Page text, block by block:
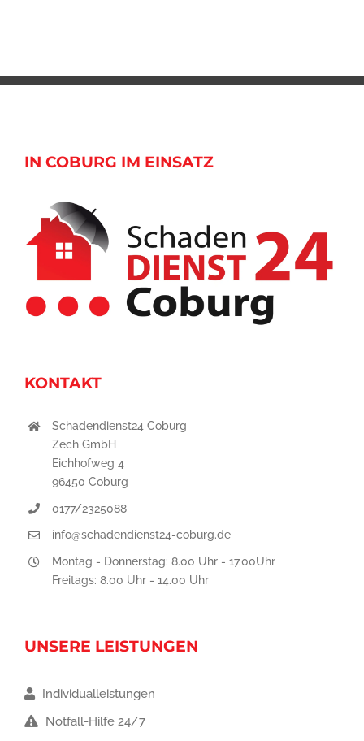
IN COBURG IM EINSATZ
KONTAKT
Schadendienst24 Coburg
Zech GmbH
Eichhofweg 4
96450 Coburg
0177/2325088
info@schadendienst24-coburg.de
Montag - Donnerstag: 8.00 Uhr - 17.00Uhr
Freitags: 8.00 Uhr - 14.00 Uhr
UNSERE LEISTUNGEN
Individualleistungen
Notfall-Hilfe 24/7